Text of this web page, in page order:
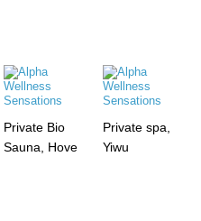
Private Bio
Sauna, Hove
Private spa,
Yiwu